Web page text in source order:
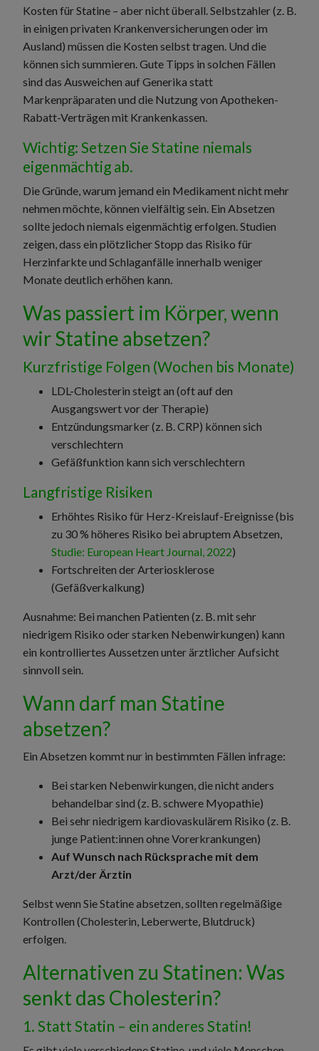
Kosten für Statine – aber nicht überall. Selbstzahler (z. B.
in einigen privaten Krankenversicherungen oder im
Ausland) müssen die Kosten selbst tragen. Und die
können sich summieren. Gute Tipps in solchen Fällen
sind das Ausweichen auf Generika statt
Markenpräparaten und die Nutzung von Apotheken-
Rabatt-Verträgen mit Krankenkassen.
Wichtig: Setzen Sie Statine niemals
eigenmächtig ab.
Die Gründe, warum jemand ein Medikament nicht mehr
nehmen möchte, können vielfältig sein. Ein Absetzen
sollte jedoch niemals eigenmächtig erfolgen. Studien
zeigen, dass ein plötzlicher Stopp das Risiko für
Herzinfarkte und Schlaganfälle innerhalb weniger
Monate deutlich erhöhen kann.
Was passiert im Körper, wenn
wir Statine absetzen?
Kurzfristige Folgen (Wochen bis Monate)
LDL-Cholesterin steigt an (oft auf den
Ausgangswert vor der Therapie)
Entzündungsmarker (z. B. CRP) können sich
verschlechtern
Gefäßfunktion kann sich verschlechtern
Langfristige Risiken
Erhöhtes Risiko für Herz-Kreislauf-Ereignisse (bis
zu 30 % höheres Risiko bei abruptem Absetzen,
Studie: European Heart Journal, 2022)
Fortschreiten der Arteriosklerose
(Gefäßverkalkung)
Ausnahme: Bei manchen Patienten (z. B. mit sehr
niedrigem Risiko oder starken Nebenwirkungen) kann
ein kontrolliertes Aussetzen unter ärztlicher Aufsicht
sinnvoll sein.
Wann darf man Statine
absetzen?
Ein Absetzen kommt nur in bestimmten Fällen infrage:
Bei starken Nebenwirkungen, die nicht anders
behandelbar sind (z. B. schwere Myopathie)
Bei sehr niedrigem kardiovaskulärem Risiko (z. B.
junge Patient:innen ohne Vorerkrankungen)
Auf Wunsch nach Rücksprache mit dem
Arzt/der Ärztin
Selbst wenn Sie Statine absetzen, sollten regelmäßige
Kontrollen (Cholesterin, Leberwerte, Blutdruck)
erfolgen.
Alternativen zu Statinen: Was
senkt das Cholesterin?
1. Statt Statin – ein anderes Statin!